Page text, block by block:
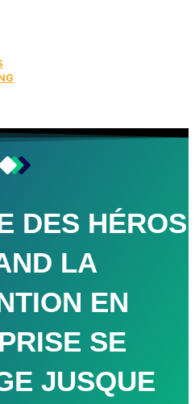
DES HÉROS
LA
EN
SE
JUSQUE